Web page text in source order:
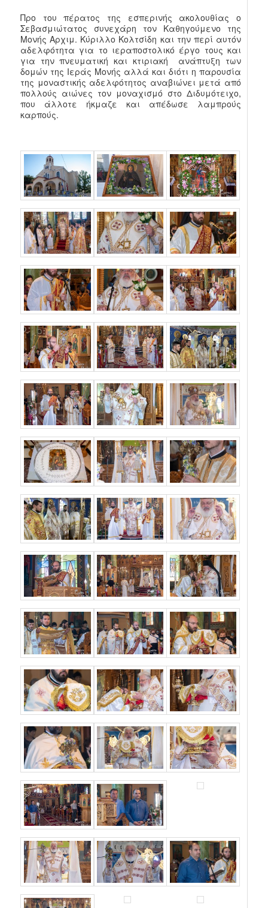
Προ του πέρατος της εσπερινής ακολουθίας ο
Σεβασμιώτατος συνεχάρη τον Καθηγούμενο της
Μονής Αρχιμ. Κύριλλο Κολτσίδη και την περί αυτόν
αδελφότητα για το ιεραποστολικό έργο τους και
για την πνευματική και κτιριακή ανάπτυξη των
δομών της Ιεράς Μονής αλλά και διότι η παρουσία
της μοναστικής αδελφότητος αναβιώνει μετά από
πολλούς αιώνες τον μοναχισμό στο Διδυμότειχο,
που άλλοτε ήκμαζε και απέδωσε λαμπρούς
καρπούς.